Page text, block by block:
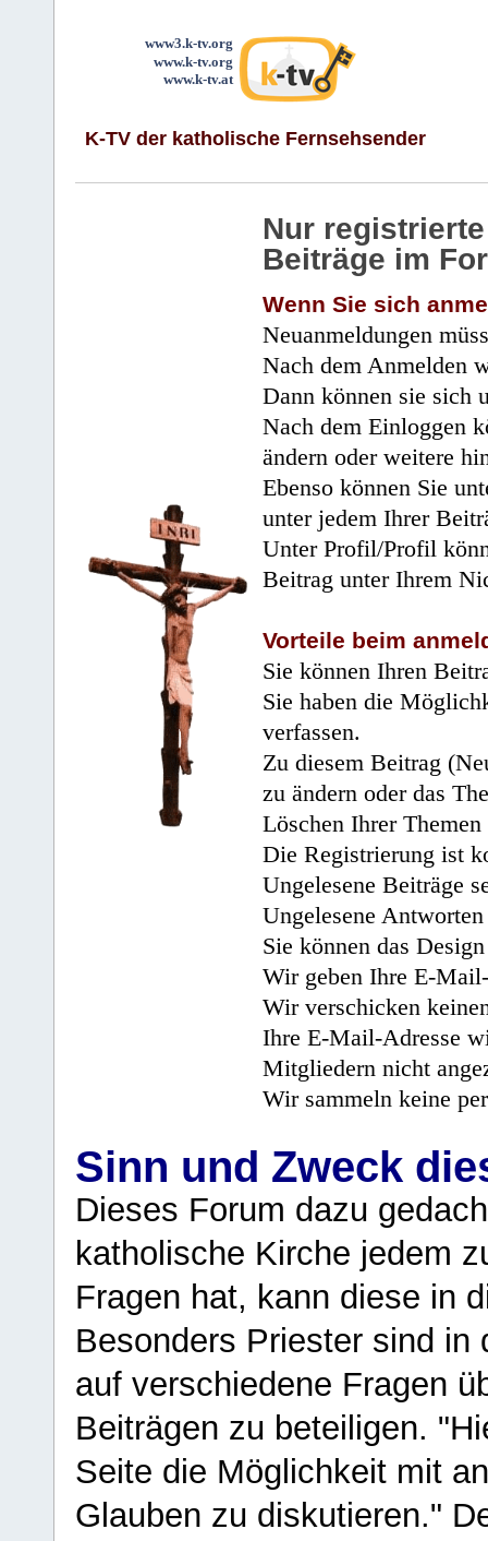
www3.k-tv.org
www.k-tv.org
www.k-tv.at
K-TV der katholische Fernsehsender
Nur
Beiträge im
Wenn Sie sich
Neuanmeldungen
Nach dem Anmelden
Dann können sie sich
Nach dem Einloggen
ändern oder weitere
Ebenso können Sie
unter jedem Ihrer
Unter Profil/Profil
Beitrag unter Ihrem
Vorteile beim
Sie können Ihren
Sie haben die
verfassen.
Zu diesem Beitrag
zu ändern oder das
Löschen Ihrer
Die Registrierung ist
Ungelesene Beiträge
Ungelesene
Sie können das
Wir geben Ihre E-
Wir verschicken
Ihre E-Mail-Adresse
Mitgliedern nicht
Wir sammeln keine
Sinn und Zweck
Dieses Forum dazu
katholische Kirche jedem
Fragen hat, kann diese in
Besonders Priester sind in
auf verschiedene Fragen
Beiträgen zu beteiligen.
Seite die Möglichkeit mit
Glauben zu diskutieren."